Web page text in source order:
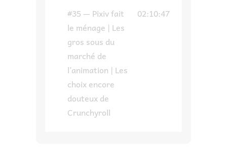
#35 — Pixiv fait
le ménage | Les
gros sous du
marché de
l’animation | Les
choix encore
douteux de
Crunchyroll
02:10:47